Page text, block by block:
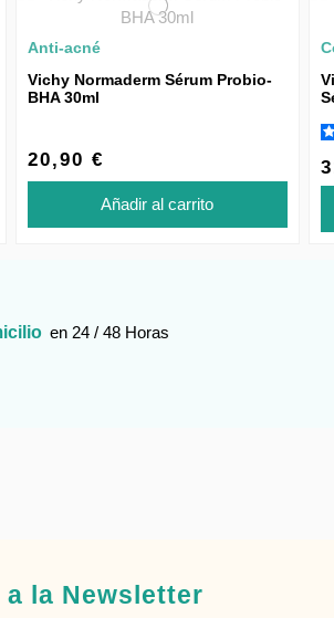
Anti-acné
Vichy Normaderm Sérum Probio-
BHA 30ml
20,90 €
Añadir al carrito
en 24 / 48 Horas
la Newsletter